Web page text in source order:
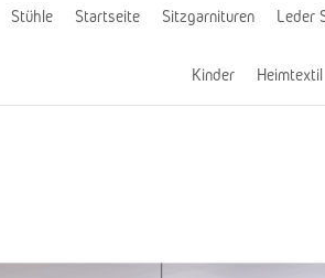
Stühle Startseite Sitzgarnituren Leder
Kinder Heimtextil